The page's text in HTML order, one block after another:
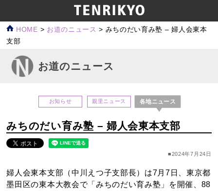
HOME > お道のニュース > みちのだい育み塾 – 婦人会東本
支部
お道のニュース
お知らせ 親里ニュース 各地ニュース
みちのだい育み塾 – 婦人会東本支部
■2024年7月24日
婦人会東本支部（中川えつ子支部長）は7月7日、東京都
墨田区の東本大教会で「みちのだい育み塾」を開催、88